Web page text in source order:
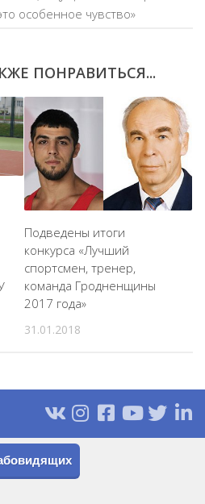
особенное чувство»
ПОНРАВИТЬСЯ...
Подведены итоги
конкурса «Лучший
спортсмен, тренер,
команда Гродненщины
2017 года»
31.01.2018